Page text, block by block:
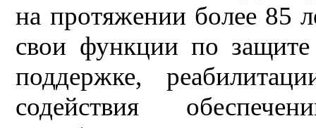
на протяжении более 85
свои функции по защите
поддержке,
содействия